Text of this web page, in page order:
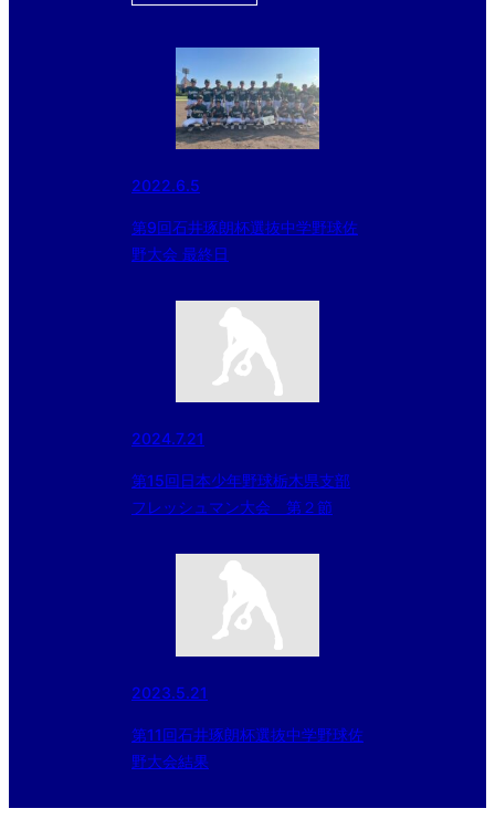
2022.6.5
第9回石井琢朗杯選抜中学野球佐
野大会 最終日
2024.7.21
第15回日本少年野球栃木県支部
フレッシュマン大会 第２節
2023.5.21
第11回石井琢朗杯選抜中学野球佐
野大会結果